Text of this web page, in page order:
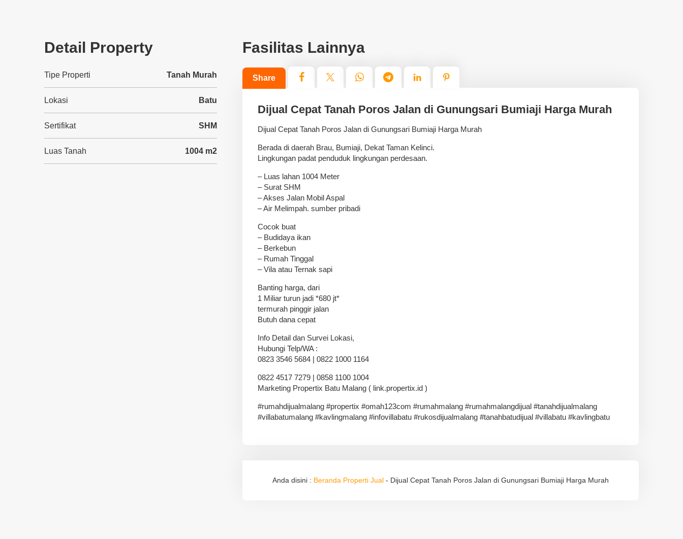
Detail Property
Tipe Properti Tanah Murah
Lokasi Batu
Sertifikat SHM
Luas Tanah 1004 m2
Fasilitas Lainnya
Share
Dijual Cepat Tanah Poros Jalan di Gunungsari Bumiaji Harga Murah
Dijual Cepat Tanah Poros Jalan di Gunungsari Bumiaji Harga Murah
Berada di daerah Brau, Bumiaji, Dekat Taman Kelinci.
Lingkungan padat penduduk lingkungan perdesaan.
– Luas lahan 1004 Meter
– Surat SHM
– Akses Jalan Mobil Aspal
– Air Melimpah. sumber pribadi
Cocok buat
– Budidaya ikan
– Berkebun
– Rumah Tinggal
– Vila atau Ternak sapi
Banting harga, dari
1 Miliar turun jadi *680 jt*
termurah pinggir jalan
Butuh dana cepat
Info Detail dan Survei Lokasi,
Hubungi Telp/WA :
0823 3546 5684 | 0822 1000 1164
0822 4517 7279 | 0858 1100 1004
Marketing Propertix Batu Malang ( link.propertix.id )
#rumahdijualmalang #propertix #omah123com #rumahmalang #rumahmalangdijual #tanahdijualmalang
#villabatumalang #kavlingmalang #infovillabatu #rukosdijualmalang #tanahbatudijual #villabatu #kavlingbatu
Anda disini : Beranda Properti Jual - Dijual Cepat Tanah Poros Jalan di Gunungsari Bumiaji Harga Murah